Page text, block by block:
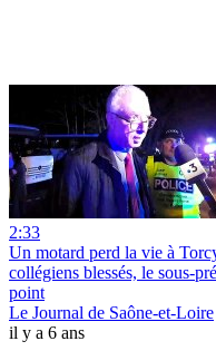
2:33
Un motard perd la vie à
collégiens blessés, le sous-
point
Le Journal de Saône-et-Loire
il y a 6 ans